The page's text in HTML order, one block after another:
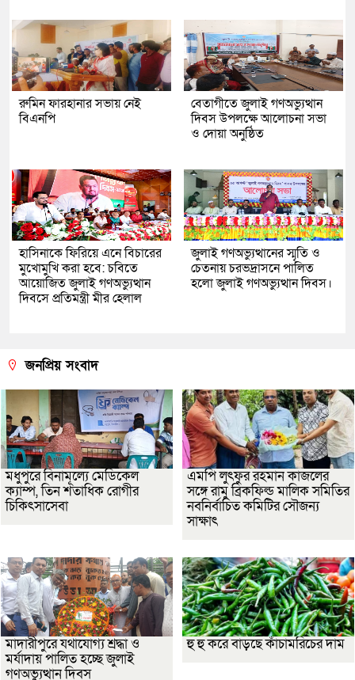
রুমিন ফারহানার সভায় নেই
বিএনপি
বেতাগীতে জুলাই গণঅভ্যুত্থান
দিবস উপলক্ষে আলোচনা সভা
ও দোয়া অনুষ্ঠিত
হাসিনাকে ফিরিয়ে এনে বিচারের
মুখোমুখি করা হবে: চবিতে
আয়োজিত জুলাই গণঅভ্যুত্থান
দিবসে প্রতিমন্ত্রী মীর হেলাল
জুলাই গণঅভ্যুত্থানের স্মৃতি ও
চেতনায় চরভদ্রাসনে পালিত
হলো জুলাই গণঅভ্যুত্থান দিবস।
জনপ্রিয় সংবাদ
মধুপুরে বিনামূল্যে মেডিকেল
ক্যাম্প, তিন শতাধিক রোগীর
চিকিৎসাসেবা
এমপি লুৎফুর রহমান কাজলের
সঙ্গে রামু ব্রিকফিল্ড মালিক সমিতির
নবনির্বাচিত কমিটির সৌজন্য
সাক্ষাৎ
মাদারীপুরে যথাযোগ্য শ্রদ্ধা ও
মর্যাদায় পালিত হচ্ছে জুলাই
গণঅভ্যুত্থান দিবস
হু হু করে বাড়ছে কাঁচামরিচের দাম